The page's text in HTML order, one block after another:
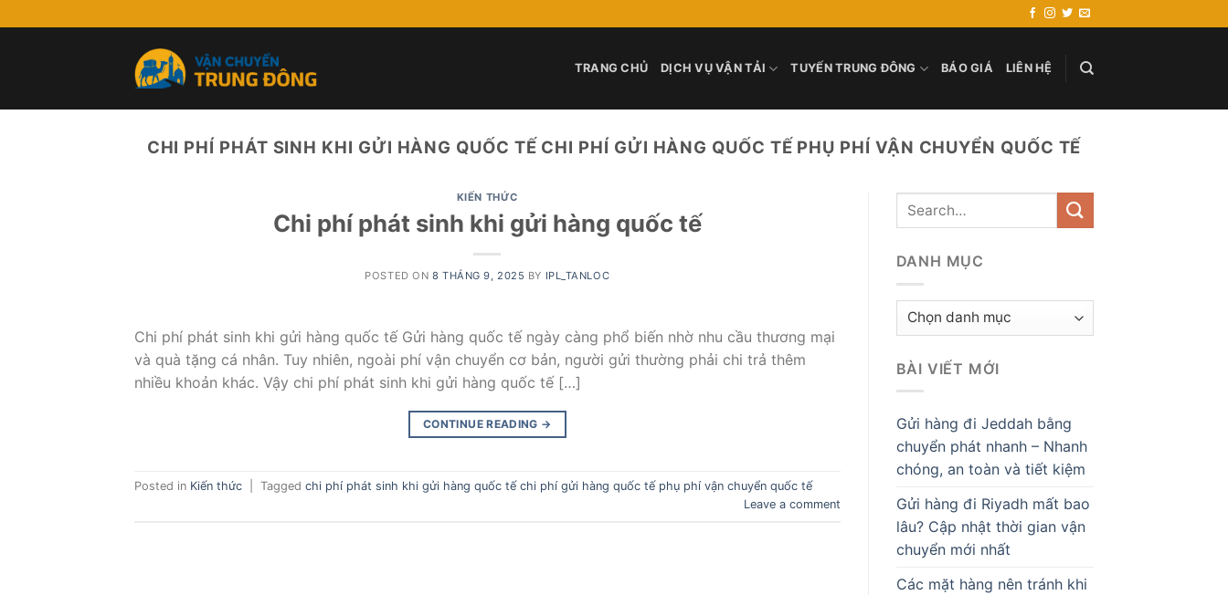
to
TRANG CHỦ DỊCH VỤ VẬN TẢI TUYẾN TRUNG ĐÔNG BÁO GIÁ LIÊN HỆ
CHI PHÍ PHÁT SINH KHI GỬI HÀNG QUỐC TẾ CHI PHÍ GỬI HÀNG QUỐC TẾ PHỤ PHÍ VẬN CHUYỂN QUỐC TẾ
KIẾN THỨC
Chi phí phát sinh khi gửi hàng quốc tế
POSTED ON 8 THÁNG 9, 2025 BY IPL_TANLOC
Chi phí phát sinh khi gửi hàng quốc tế Gửi hàng quốc tế ngày càng phổ biến nhờ nhu cầu thương mại
và quà tặng cá nhân. Tuy nhiên, ngoài phí vận chuyển cơ bản, người gửi thường phải chi trả thêm
nhiều khoản khác. Vậy chi phí phát sinh khi gửi hàng quốc tế […]
CONTINUE READING →
Posted in Kiến thức Tagged chi phí phát sinh khi gửi hàng quốc tế chi phí gửi hàng quốc tế phụ phí vận chuyển quốc tế
Leave a comment
DANH MỤC
Danh
BÀI VIẾT MỚI
Gửi hàng đi Jeddah bằng
chuyển phát nhanh – Nhanh
chóng, an toàn và tiết kiệm
Gửi hàng đi Riyadh mất bao
lâu? Cập nhật thời gian vận
chuyển mới nhất
Các mặt hàng nên tránh khi